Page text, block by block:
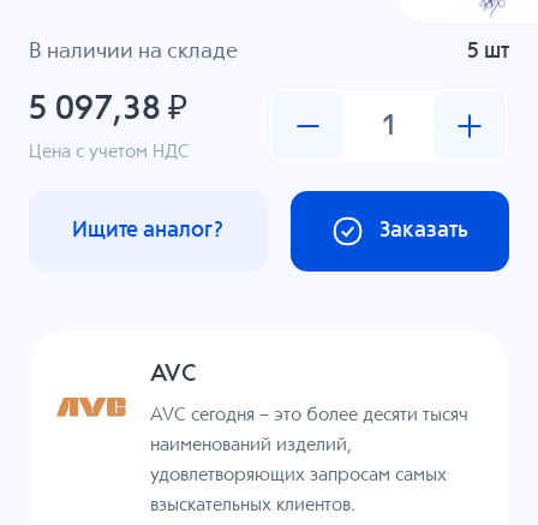
В наличии на складе 5 шт
5 097,38 ₽
Цена с учетом НДС
Заказать
Ищите аналог?
AVC
AVC сегодня – это более десяти тысяч
наименований изделий,
удовлетворяющих запросам самых
взыскательных клиентов.